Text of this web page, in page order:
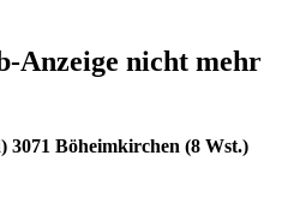
Anzeige nicht mehr
3071 Böheimkirchen (8 Wst.)